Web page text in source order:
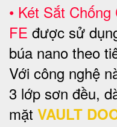
• Két Sắt Chống
FE được sử
búa nano theo
Với công nghệ
3 lớp sơn đều,
mặt VAULT